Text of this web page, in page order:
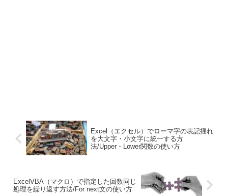
Excel（エクセル）でローマ字の表記揺れ
を大文字・小文字に統一する方
法/Upper・Lower関数の使い方
ExcelVBA（マクロ）で指定した回数同じ
処理を繰り返す方法/For next文の使い方